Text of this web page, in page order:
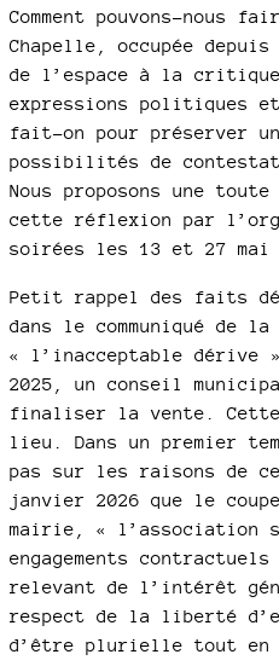
Comment pouvons-nous
Chapelle, occupée
de l’espace à la
expressions politiques
fait-on pour préserver
possibilités de
Nous proposons une
cette réflexion par
soirées les 13 et 27 mai
Petit rappel des faits
dans le communiqué de la
« l’inacceptable dérive »
2025, un conseil
finaliser la vente. Cette
lieu. Dans un premier
pas sur les raisons de
janvier 2026 que le
mairie, « l’association
engagements
relevant de l’intérêt
respect de la liberté
d’être plurielle tout